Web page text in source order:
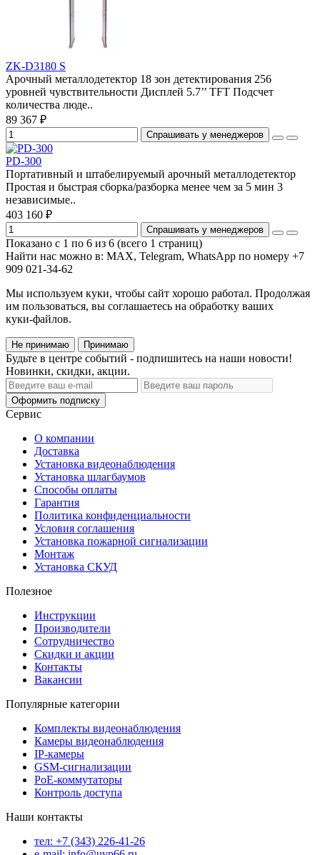
ZK-D3180 S
Арочный металлодетектор 18 зон детектирования 256
уровней чувствительности Дисплей 5.7’’ TFT Подсчет
количества люде..
89 367 ₽
Спрашивать у менеджеров
PD-300
Портативный и штабелируемый арочный металлодетектор
Простая и быстрая сборка/разборка менее чем за 5 мин 3
независимые..
403 160 ₽
Спрашивать у менеджеров
Показано с 1 по 6 из 6 (всего 1 страниц)
Найти нас можно в: MAX, Telegram, WhatsApp по номеру +7
909 021-34-62
Мы используем куки, чтобы сайт хорошо работал. Продолжая
им пользоваться, вы соглашаетесь на обработку ваших
куки‑файлов.
Не принимаю Принимаю
Будьте в центре событий - подпишитесь на наши новости!
Новинки, скидки, акции.
Оформить подписку
Сервис
О компании
Доставка
Установка видеонаблюдения
Установка шлагбаумов
Способы оплаты
Гарантия
Политика конфиденциальности
Условия соглашения
Установка пожарной сигнализации
Монтаж
Установка СКУД
Полезное
Инструкции
Производители
Сотрудничество
Скидки и акции
Контакты
Вакансии
Популярные категории
Комплекты видеонаблюдения
Камеры видеонаблюдения
IP-камеры
GSM-сигнализации
PoE-коммутаторы
Контроль доступа
Наши контакты
тел: +7 (343) 226-41-26